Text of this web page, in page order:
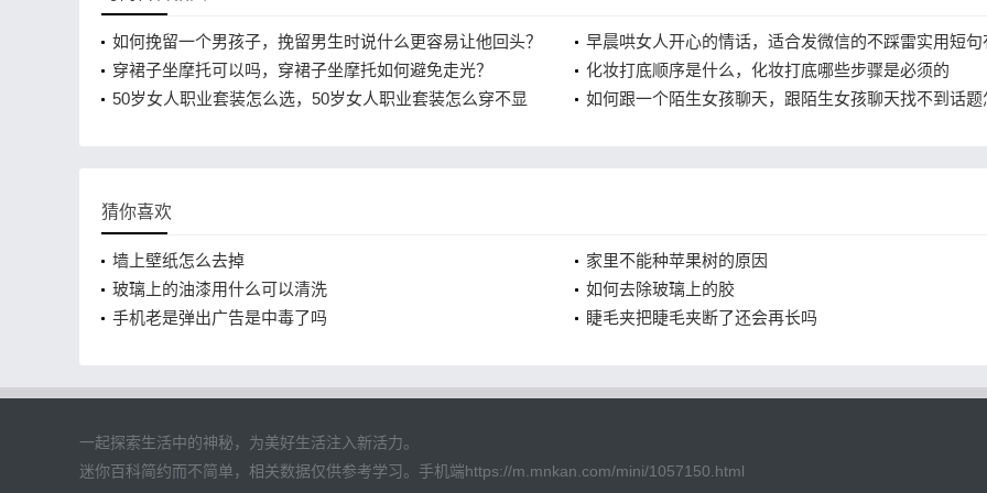
如何挽留一个男孩子，挽留男生时说什么更容易让他回头？
早晨哄女人开心的情话，适合发微信的不踩雷实用短句
些
穿裙子坐摩托可以吗，穿裙子坐摩托如何避免走光？
化妆打底顺序是什么，化妆打底哪些步骤是必须的
50岁女人职业套装怎么选，50岁女人职业套装怎么穿不显
如何跟一个陌生女孩聊天，跟陌生女孩聊天找不到话题
猜你喜欢
墙上壁纸怎么去掉
家里不能种苹果树的原因
玻璃上的油漆用什么可以清洗
如何去除玻璃上的胶
手机老是弹出广告是中毒了吗
睫毛夹把睫毛夹断了还会再长吗
一起探索生活中的神秘，为美好生活注入新活力。
迷你百科简约而不简单，相关数据仅供参考学习。手机端https://m.mnkan.com/mini/1057150.html